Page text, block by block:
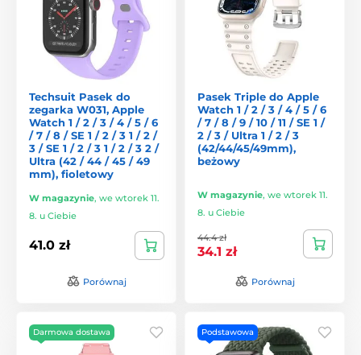
Techsuit Pasek do
zegarka W031, Apple
Watch 1 / 2 / 3 / 4 / 5 / 6
/ 7 / 8 / SE 1 / 2 / 3 1 / 2 /
3 / SE 1 / 2 / 3 1 / 2 / 3 2 /
Ultra (42 / 44 / 45 / 49
mm), fioletowy
W magazynie, we wtorek 11.
8. u Ciebie
41.0 zł
Porównaj
Pasek Triple do Apple
Watch 1 / 2 / 3 / 4 / 5 / 6
/ 7 / 8 / 9 / 10 / 11 / SE 1 /
2 / 3 / Ultra 1 / 2 / 3
(42/44/45/49mm),
beżowy
W magazynie, we wtorek 11.
8. u Ciebie
44.4 zł
34.1 zł
Porównaj
Darmowa dostawa Podstawowa